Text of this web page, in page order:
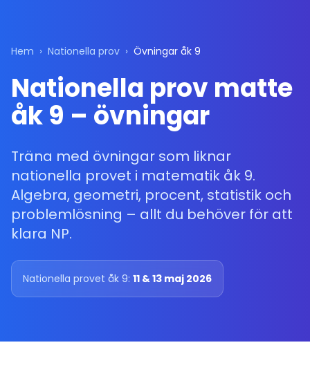
Hem › Nationella prov › Övningar åk 9
Nationella prov matte
åk 9 – övningar
Träna med övningar som liknar
nationella provet i matematik åk 9.
Algebra, geometri, procent, statistik och
problemlösning – allt du behöver för att
klara NP.
Nationella provet åk 9: 11 & 13 maj 2026